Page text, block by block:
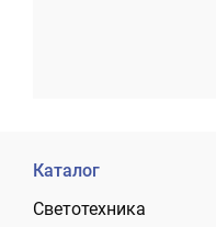
Каталог
Светотехника